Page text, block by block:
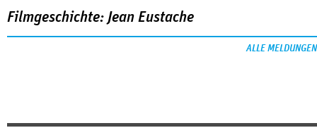
Filmgeschichte: Jean Eustache
ALLE MELDUNGEN